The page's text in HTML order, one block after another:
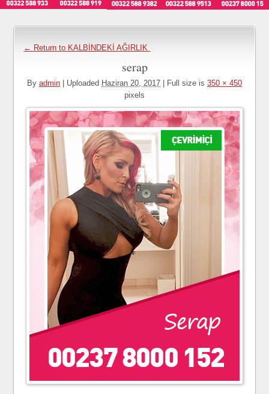
← Return to KALBİNDEKİ AĞIRLIK
serap
By admin Uploaded Haziran 20, 2017 Full size is 350 × 450
pixels